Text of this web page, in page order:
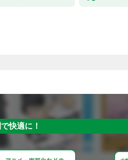
快適に！